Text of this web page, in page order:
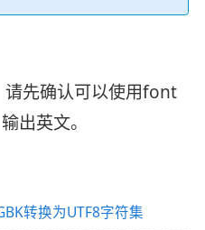
先确认可以使用font
出英文。
转换为UTF8字符集